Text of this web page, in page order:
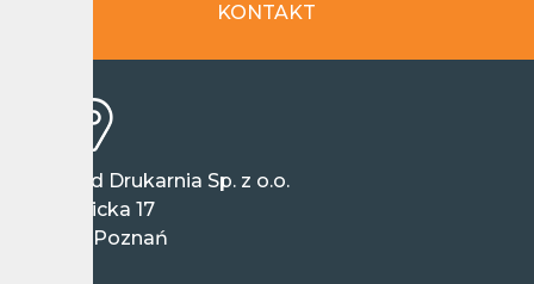
KONTAKT
Wieland Drukarnia Sp. z o.o.
ul. Ziębicka 17
60-164 Poznań